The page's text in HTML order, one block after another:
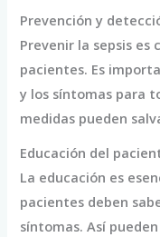
Prevención y
Prevenir la sepsis es
pacientes. Es
y los síntomas para
medidas pueden
Educación del
La educación es
pacientes deben
síntomas. Así